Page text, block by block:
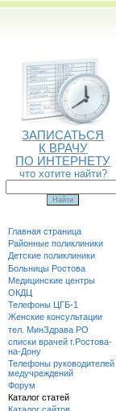
ЗАПИСАТЬСЯ
К ВРАЧУ
ПО ИНТЕРНЕТУ
что хотите найти?
Главная страница
Районные поликлиники
Детские поликлиники
Больницы Ростова
Медицинские центры
ОКДЦ
Телефоны ЦГБ-1
Женские консультации
тел. МинЗдрава РО
списки врачей г.Ростова-
на-Дону
Телефоны руководителей
медучреждений
Форум
Каталог статей